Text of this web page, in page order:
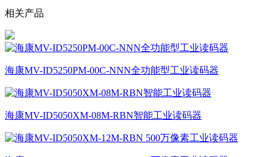
相关产品
海康MV-ID5250PM-00C-NNN全功能型工业读码器
​海康MV-ID5050XM-08M-RBN智能工业读码器